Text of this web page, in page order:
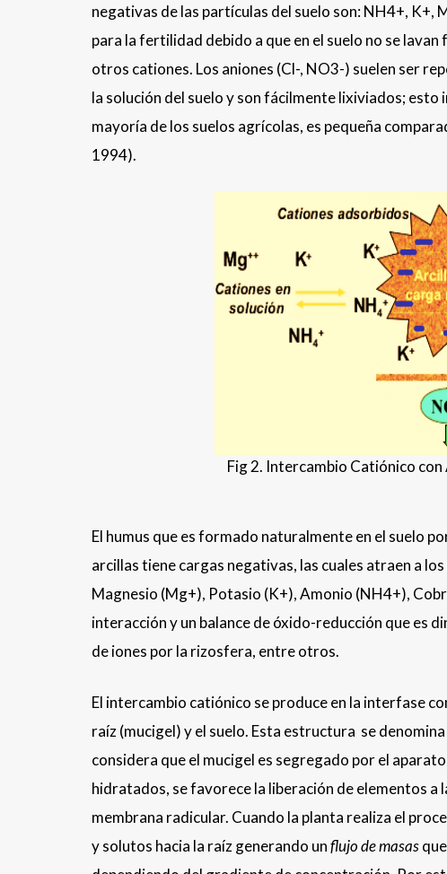
negativas de las partículas del suelo son: NH4+,
para la fertilidad debido a que en el suelo no se
otros cationes. Los aniones (Cl-, NO3-) suelen ser
la solución del suelo y son fácilmente lixiviados; esto
mayoría de los suelos agrícolas, es pequeña
1994).
Fig 2. Intercambio Catiónico
El humus que es formado naturalmente en el suelo
arcillas tiene cargas negativas, las cuales atraen a
Magnesio (Mg+), Potasio (K+), Amonio (NH4+),
interacción y un balance de óxido-reducción que es
de iones por la rizosfera, entre otros.
El intercambio catiónico se produce en la interfase
raíz (mucigel) y el suelo. Esta estructura se
considera que el mucigel es segregado por el
hidratados, se favorece la liberación de elementos a
membrana radicular. Cuando la planta realiza el
y solutos hacia la raíz generando unflujo de masas